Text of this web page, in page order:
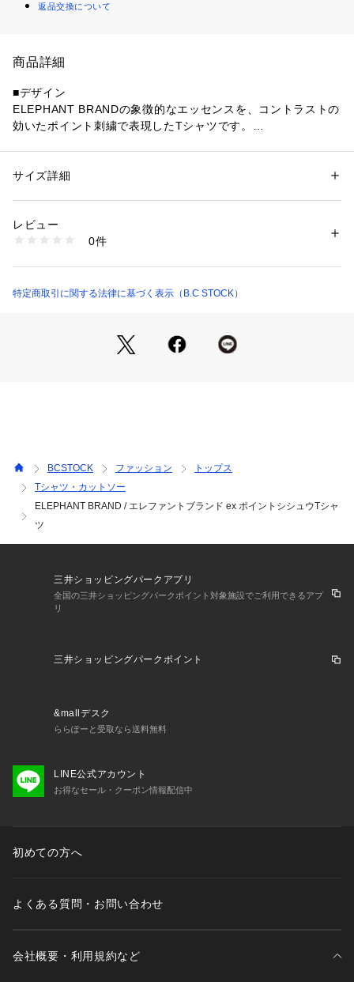
返品交換について
商品詳細
■デザイン
ELEPHANT BRANDの象徴的なエッセンスを、コントラストの
効いたポイント刺繍で表現したTシャツです。
シンプルなボディの中にブランドらしい物語性を感じさせるデ
常使いしやすいバランスを保っています。
ELEPHANT BRANDが長年培ってきたバンダナ文化を、現代的
■素材
用しやすい素材感です。
刺繍部分にはポリエステル素材を使用し、細かな柄も奥行きの
程よいアクセントとして活きてきます。
シャツやライトアウターのインナーとしても使いやすく、スタ
イリングにさりげなくブランドの背景を取り入れられます。
1910年頃から1980年代頃に渡って主にアメリカ東海岸で生産
されてきたアメリカを代表するバンダナブランド。
アメリカ人のディビス&カテロールによりスタートされた小さ
ーフとして多くの人に愛されその芸術的とも言える模様のバリ
■カラーについて
弊社販売カラー名:メーカーカラー名
■サイズについて
L (804):L
《画像についてのご注意》
性別：メンズ
素材：本体:綿100% 刺繍部分:ポリエステル100%
洗濯：本体:洗濯機洗い（弱）
※詳しい洗濯方法については、商品の品質表示タグをご覧ください
26071730004310 （ショップ）
サイズ詳細
レビュー
0件
特定商取引に関する法律に基づく表示（B.C STOCK）
BCSTOCK ファッション
トップス
Tシャツ・カットソー
ELEPHANT BRAND / エレファントブランド ex ポイントシシュウTシャ
ツ
三井ショッピングパークアプリ
全国の三井ショッピングパークポイント対象施設でご利用できるアプ
リ
三井ショッピングパークポイント
&mallデスク
ららぽーと受取なら送料無料
LINE公式アカウント
お得なセール・クーポン情報配信中
初めての方へ
よくある質問・お問い合わせ
会社概要・利用規約など